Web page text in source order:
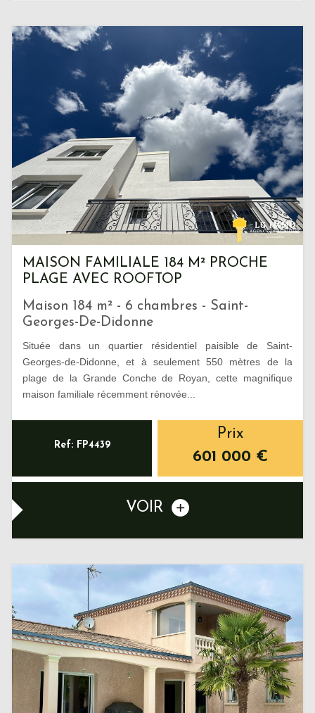
MAISON FAMILIALE 184 M² PROCHE
PLAGE AVEC ROOFTOP
Maison 184 m² - 6 chambres - Saint-
Georges-De-Didonne
Située dans un quartier résidentiel paisible de Saint-
Georges-de-Didonne, et à seulement 550 mètres de la
plage de la Grande Conche de Royan, cette magnifique
maison familiale récemment rénovée...
Ref: FP4439
Prix
601 000 €
VOIR